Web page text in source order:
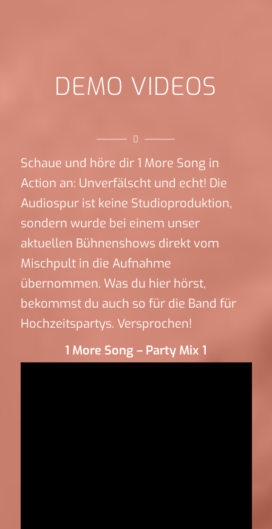
DEMO VIDEOS
Schaue und höre dir 1 More Song in
Action an: Unverfälscht und echt! Die
Audiospur ist keine Studioproduktion,
sondern wurde bei einem unser
aktuellen Bühnenshows direkt vom
Mischpult in die Aufnahme
übernommen. Was du hier hörst,
bekommst du auch so für die Band für
Hochzeitspartys. Versprochen!
1 More Song – Party Mix 1